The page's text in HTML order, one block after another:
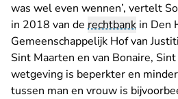
was wel even wennen’, vertelt
in 2018 van de rechtbank in Den
Gemeenschappelijk Hof van
Sint Maarten en van Bonaire, Sint
wetgeving is beperkter en
tussen man en vrouw is